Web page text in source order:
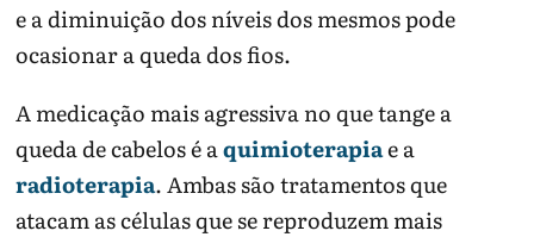
e a diminuição dos níveis dos mesmos pode
ocasionar a queda dos fios.
A medicação mais agressiva no que tange a
queda de cabelos é aquimioterapiae a
radioterapia. Ambas são tratamentos que
atacam as células que se reproduzem mais